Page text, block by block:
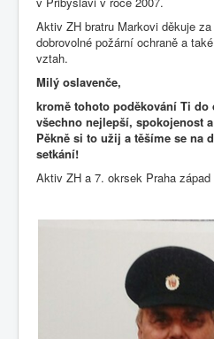
Aktiv ZH bratru Markovi děkuje
dobrovolné požární ochraně a
vztah.
Milý oslavenče,
kromě tohoto poděkování Ti
všechno nejlepší, spokojenost
Pěkně si to užij a těšíme se na
setkání!
Aktiv ZH a 7. okrsek Praha západ